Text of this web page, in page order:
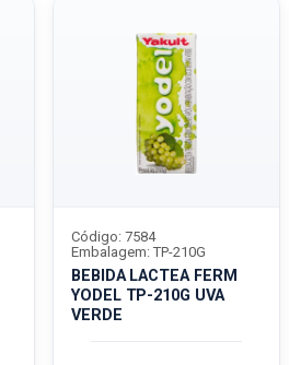
BEBIDA LACTEA FERM
YODEL TP-210G UVA
VERDE
Código: 7584
Embalagem: TP-210G